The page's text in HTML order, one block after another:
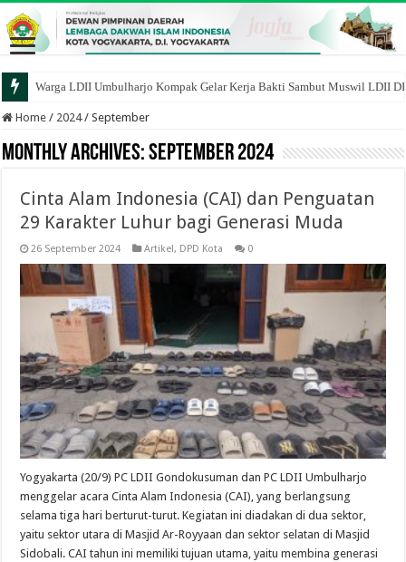
Warga LDII Umbulharjo Kompak Gelar Kerja Bakti Sambut Muswil LDII
Home / 2024 / September
Monthly Archives:September 2024
Cinta Alam Indonesia (CAI) dan Penguatan
29 Karakter Luhur bagi Generasi Muda
26 September 2024 Artikel, DPD Kota 0
Yogyakarta (20/9) PC LDII Gondokusuman dan PC LDII Umbulharjo
menggelar acara Cinta Alam Indonesia (CAI), yang berlangsung
selama tiga hari berturut-turut. Kegiatan ini diadakan di dua sektor,
yaitu sektor utara di Masjid Ar-Royyaan dan sektor selatan di Masjid
Sidobali. CAI tahun ini memiliki tujuan utama, yaitu membina generasi